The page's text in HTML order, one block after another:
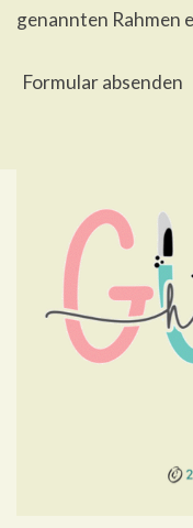
genannten Rahmen
Formular absenden